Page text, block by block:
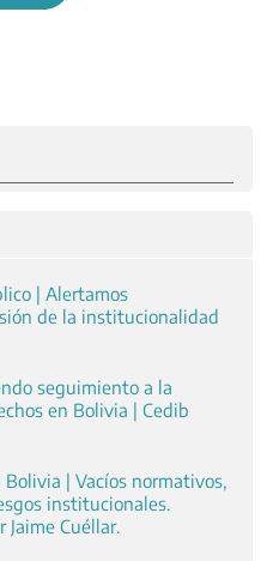
| Alertamos
de la institucionalidad
seguimiento a la
en Bolivia | Cedib
| Vacíos normativos,
institucionales.
Jaime Cuéllar.